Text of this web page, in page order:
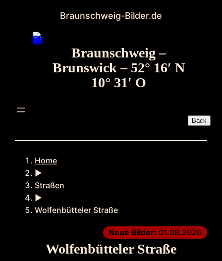
springen
Braunschweig-Bilder.de
Braunschweig –
Brunswick – 52° 16′ N
10° 31′ O
Home
►
Straßen
►
Wolfenbütteler Straße
Neue Bilder: 01.08.2026
Wolfenbütteler Straße